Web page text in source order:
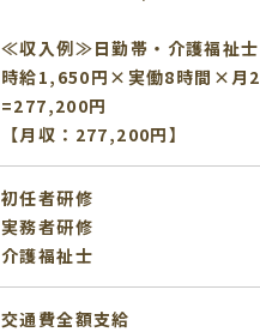
≪収入例≫日勤帯・介護福祉士
時給1,650円×実働8時間×月
=277,200円
【月収：277,200円】
初任者研修
実務者研修
介護福祉士
交通費全額支給